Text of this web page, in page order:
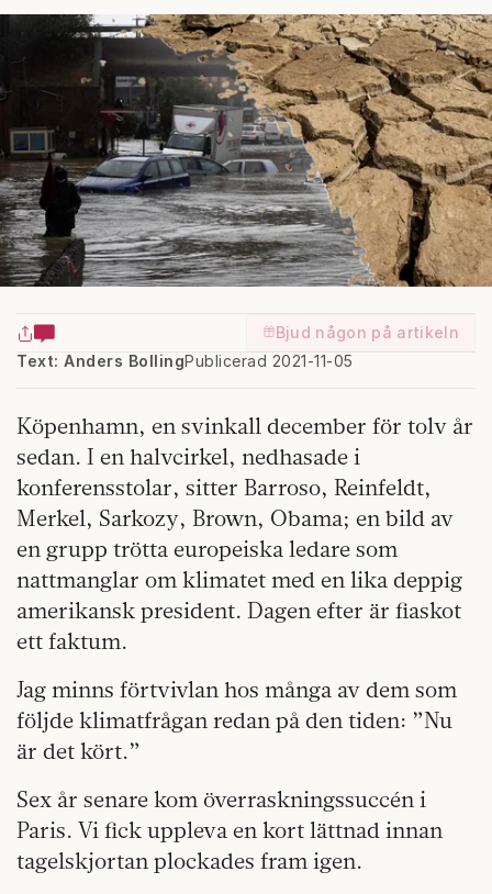
Bjud någon på artikeln
Text: Anders BollingPublicerad 2021-11-05
Köpenhamn, en svinkall december för tolv år
sedan. I en halvcirkel, nedhasade i
konferensstolar, sitter Barroso, Reinfeldt,
Merkel, Sarkozy, Brown, Obama; en bild av
en grupp trötta europeiska ledare som
nattmanglar om klimatet med en lika deppig
amerikansk president. Dagen efter är fiaskot
ett faktum.
Jag minns förtvivlan hos många av dem som
följde klimatfrågan redan på den tiden: ”Nu
är det kört.”
Sex år senare kom överraskningssuccén i
Paris. Vi fick uppleva en kort lättnad innan
tagelskjortan plockades fram igen.